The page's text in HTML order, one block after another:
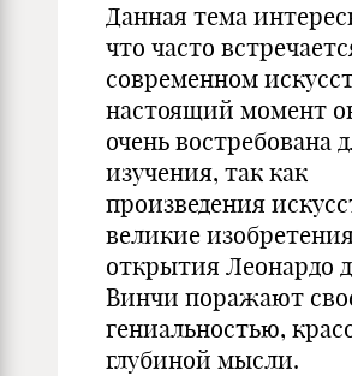
Данная тема
что часто
современном
настоящий момент
очень востребована
изучения, так как
произведения
великие
открытия Леонардо
Винчи поражают
гениальностью,
глубиной мысли.